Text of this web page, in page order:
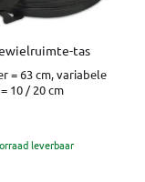
tas
= 63 cm, variabele
10 / 20 cm
leverbaar